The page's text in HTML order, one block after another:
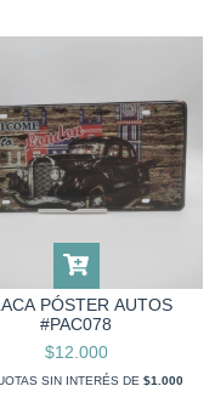
PÓSTER AUTOS
#PAC078
$12.000
SIN INTERÉS DE $1.000